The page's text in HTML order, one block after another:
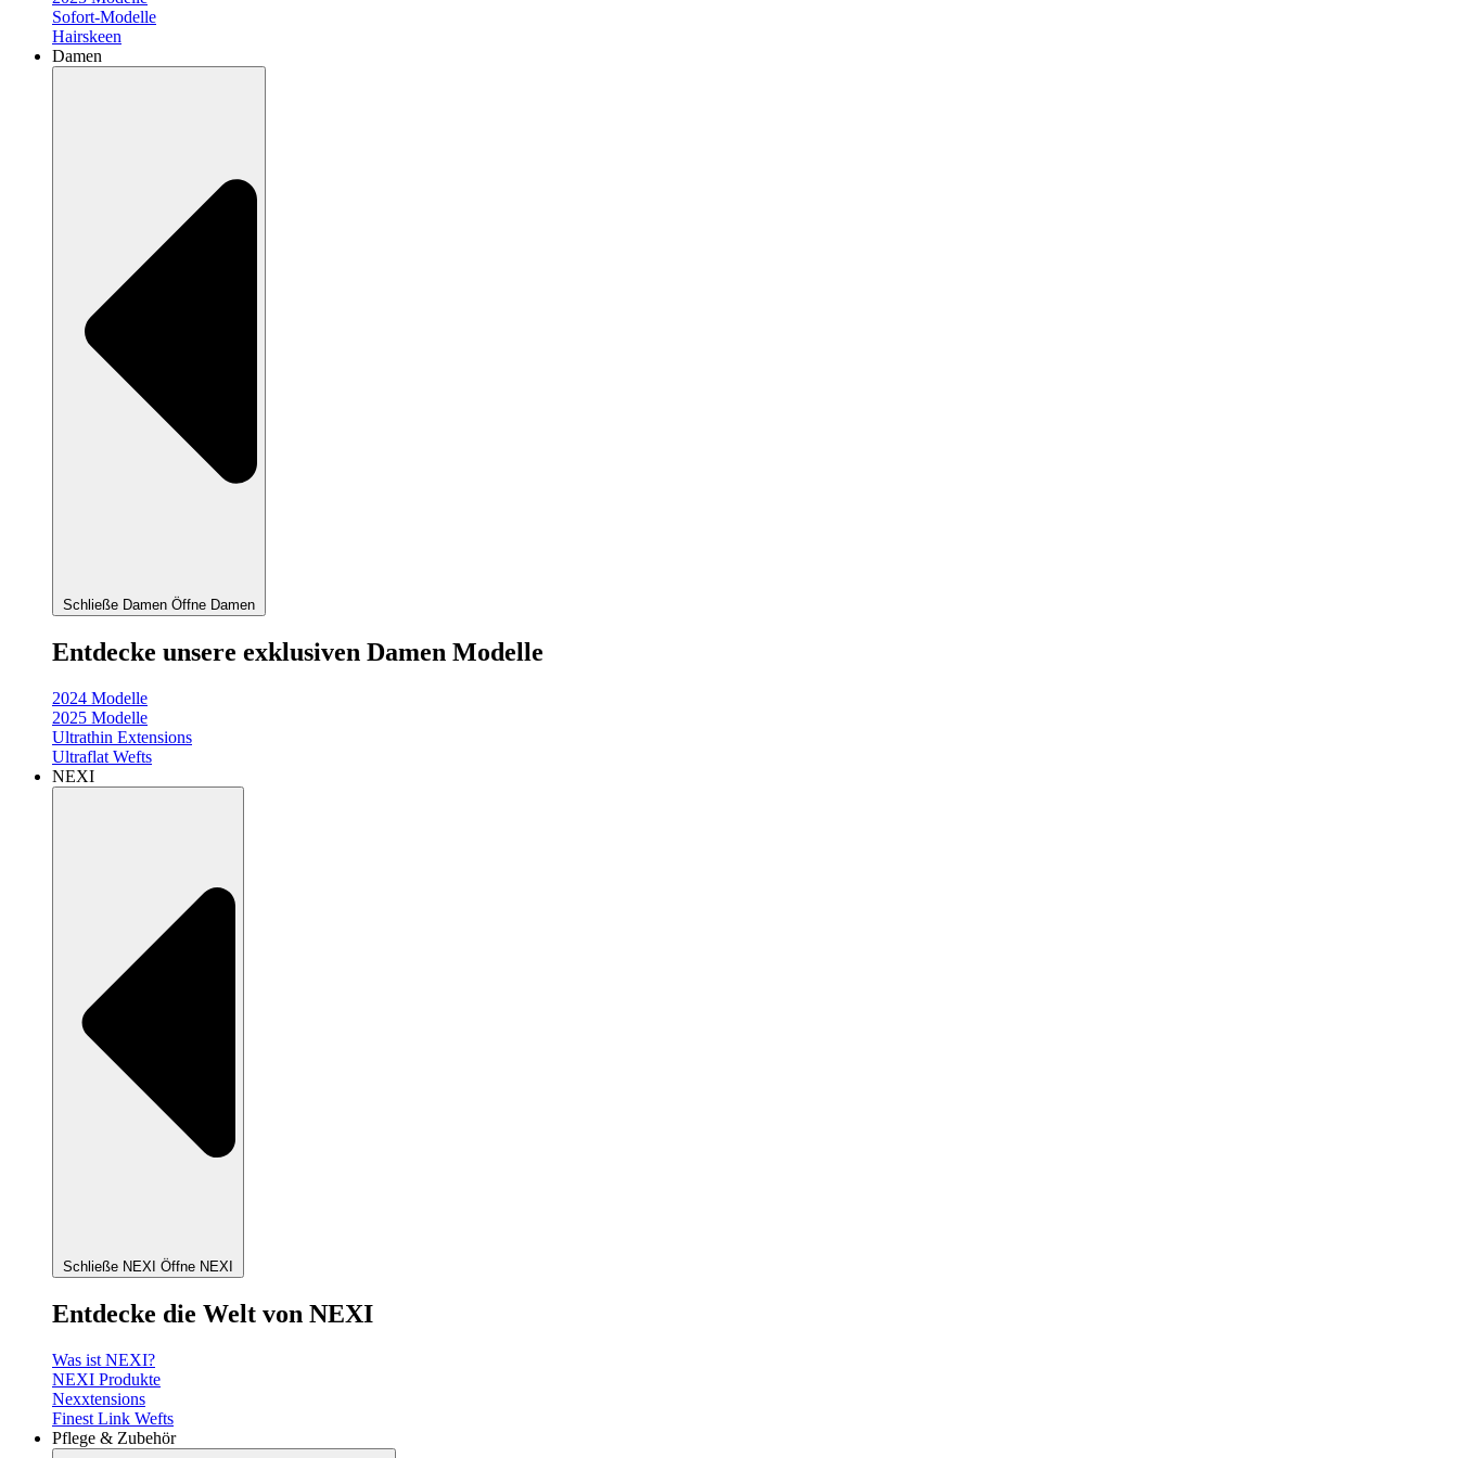
Sofort-Modelle
Hairskeen
Damen
Schließe Damen Öffne Damen
Entdecke unsere exklusiven Damen Modelle
2024 Modelle
2025 Modelle
Ultrathin Extensions
Ultraflat Wefts
NEXI
Schließe NEXI Öffne NEXI
Entdecke die Welt von NEXI
Was ist NEXI?
NEXI Produkte
Nexxtensions
Finest Link Wefts
Pflege & Zubehör